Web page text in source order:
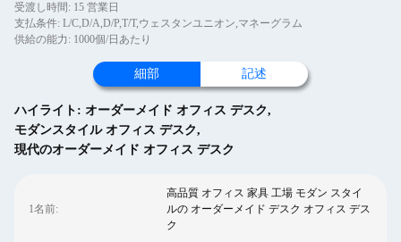
受渡し時間: 15 営業日
支払条件: L/C,D/A,D/P,T/T,ウェスタンユニオン,マネーグラム
供給の能力: 1000個/日あたり
細部 記述
ハイライト: オーダーメイド オフィス デスク,
モダンスタイル オフィス デスク,
現代のオーダーメイド オフィス デスク
1名前:
高品質 オフィス 家具 工場 モダン スタイ
ルの オーダーメイド デスク オフィス デス
ク